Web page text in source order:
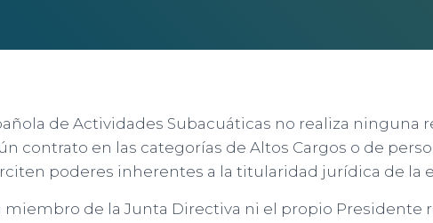
de Actividades Subacuáticas no realiza ninguna
contrato en las categorías de Altos Cargos o de
poderes inherentes a la titularidad jurídica de la
de la Junta Directiva ni el propio Presidente